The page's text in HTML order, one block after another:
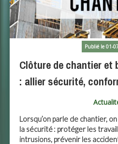
Publié le 01-
Clôture de chantier
: allier sécurité,
Lorsqu’on parle de chantier,
la sécurité : protéger les
intrusions, prévenir les